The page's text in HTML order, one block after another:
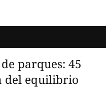
parques: 45
del equilibrio